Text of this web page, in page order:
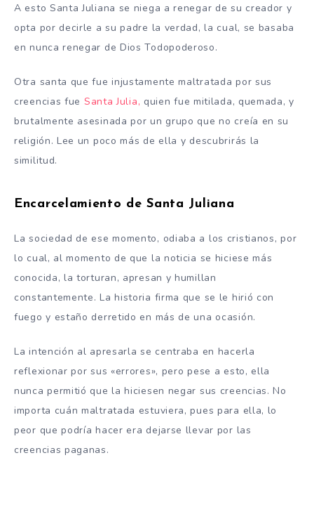
A esto Santa Juliana se niega a renegar de su creador y
opta por decirle a su padre la verdad, la cual, se basaba
en nunca renegar de Dios Todopoderoso.
Otra santa que fue injustamente maltratada por sus
creencias fue Santa Julia, quien fue mitilada, quemada, y
brutalmente asesinada por un grupo que no creía en su
religión. Lee un poco más de ella y descubrirás la
similitud.
Encarcelamiento de Santa Juliana
La sociedad de ese momento, odiaba a los cristianos, por
lo cual, al momento de que la noticia se hiciese más
conocida, la torturan, apresan y humillan
constantemente. La historia firma que se le hirió con
fuego y estaño derretido en más de una ocasión.
La intención al apresarla se centraba en hacerla
reflexionar por sus «errores», pero pese a esto, ella
nunca permitió que la hiciesen negar sus creencias. No
importa cuán maltratada estuviera, pues para ella, lo
peor que podría hacer era dejarse llevar por las
creencias paganas.